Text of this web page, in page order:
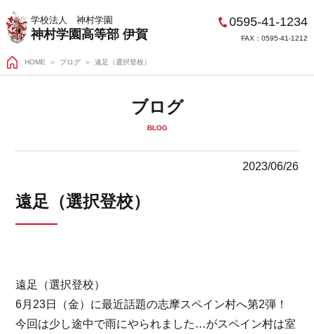
学校法人 神村学園
神村学園高等部 伊賀
0595-41-1234
FAX：0595-41-1212
HOME ＞ ブログ 遠足（選択登校）
ブログ
BLOG
2023/06/26
遠足（選択登校）
遠足（選択登校）
6月23日（金）に最近話題の志摩スペイン村へ第2弾！
今回は少し途中で雨にやられました…がスペイン村は室